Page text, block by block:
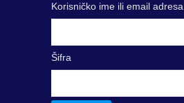
Korisničko ime ili email adresa
Šifra